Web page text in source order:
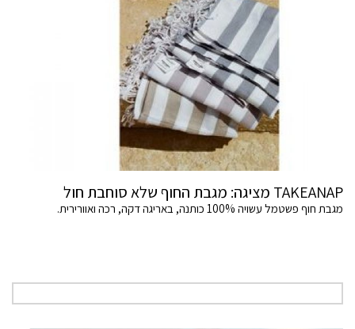
TAKEANAP מציגה: מגבת החוף שלא סוחבת חול
מגבת חוף פשטמל עשויה 100% כותנה, באריגה דקה, רכה ואוורירית.